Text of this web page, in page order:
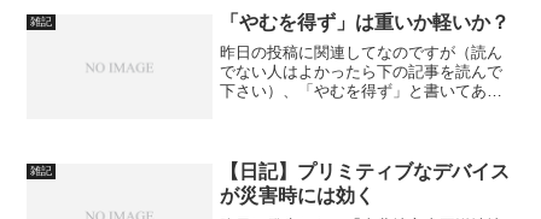
雑記 「やむを得ず」は重いか軽いか？
昨日の投稿に関連してなのですが（読ん
でない人はよかったら下の記事を読んで
下さい）、「やむを得ず」と書いてあり
むを得ず」には「仕方ない」...
雑記
【日記】プリミティブなデバイス
が災害時には効く